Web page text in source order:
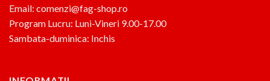
Email: comenzi@fag-shop.ro
Program Lucru: Luni-Vineri 9.00-17.00
Sambata-duminica: Inchis